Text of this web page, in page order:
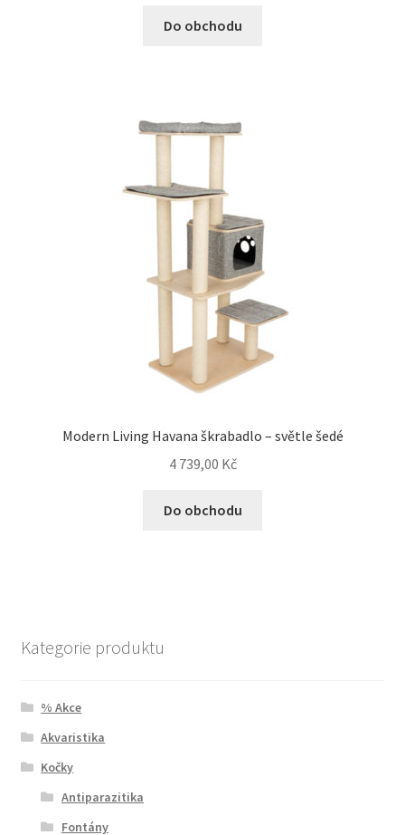
Do obchodu
Modern Living Havana škrabadlo – světle šedé
4 739,00 Kč
Do obchodu
Kategorie produktu
% Akce
Akvaristika
Kočky
Antiparazitika
Fontány